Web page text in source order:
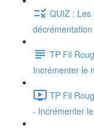
QUIZ :
décrémentation
TP Fil
Incrémenter le
TP Fil
- Incrémenter